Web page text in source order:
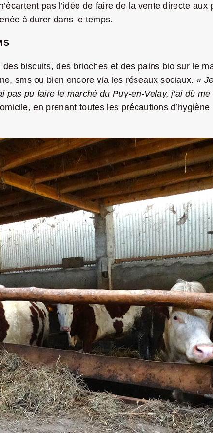
pas l’idée de faire de la vente directe
à durer dans le temps.
biscuits, des brioches et des pains bio sur le
sms ou bien encore via les réseaux sociaux.«
pas pu faire le marché du Puy-en-Velay, j’ai dû
en prenant toutes les précautions d’hygiène